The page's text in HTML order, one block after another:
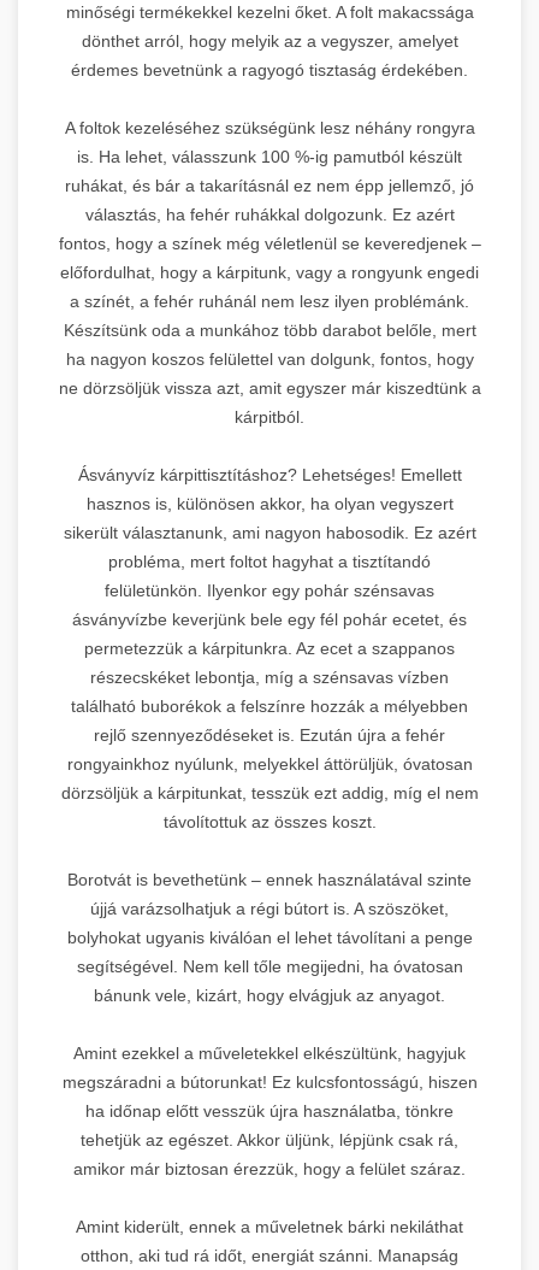
minőségi termékekkel kezelni őket. A folt makacssága
dönthet arról, hogy melyik az a vegyszer, amelyet
érdemes bevetnünk a ragyogó tisztaság érdekében.
A foltok kezeléséhez szükségünk lesz néhány rongyra
is. Ha lehet, válasszunk 100 %-ig pamutból készült
ruhákat, és bár a takarításnál ez nem épp jellemző, jó
választás, ha fehér ruhákkal dolgozunk. Ez azért
fontos, hogy a színek még véletlenül se keveredjenek –
előfordulhat, hogy a kárpitunk, vagy a rongyunk engedi
a színét, a fehér ruhánál nem lesz ilyen problémánk.
Készítsünk oda a munkához több darabot belőle, mert
ha nagyon koszos felülettel van dolgunk, fontos, hogy
ne dörzsöljük vissza azt, amit egyszer már kiszedtünk a
kárpitból.
Ásványvíz kárpittisztításhoz? Lehetséges! Emellett
hasznos is, különösen akkor, ha olyan vegyszert
sikerült választanunk, ami nagyon habosodik. Ez azért
probléma, mert foltot hagyhat a tisztítandó
felületünkön. Ilyenkor egy pohár szénsavas
ásványvízbe keverjünk bele egy fél pohár ecetet, és
permetezzük a kárpitunkra. Az ecet a szappanos
részecskéket lebontja, míg a szénsavas vízben
található buborékok a felszínre hozzák a mélyebben
rejlő szennyeződéseket is. Ezután újra a fehér
rongyainkhoz nyúlunk, melyekkel áttörüljük, óvatosan
dörzsöljük a kárpitunkat, tesszük ezt addig, míg el nem
távolítottuk az összes koszt.
Borotvát is bevethetünk – ennek használatával szinte
újjá varázsolhatjuk a régi bútort is. A szöszöket,
bolyhokat ugyanis kiválóan el lehet távolítani a penge
segítségével. Nem kell tőle megijedni, ha óvatosan
bánunk vele, kizárt, hogy elvágjuk az anyagot.
Amint ezekkel a műveletekkel elkészültünk, hagyjuk
megszáradni a bútorunkat! Ez kulcsfontosságú, hiszen
ha időnap előtt vesszük újra használatba, tönkre
tehetjük az egészet. Akkor üljünk, lépjünk csak rá,
amikor már biztosan érezzük, hogy a felület száraz.
Amint kiderült, ennek a műveletnek bárki nekiláthat
otthon, aki tud rá időt, energiát szánni. Manapság